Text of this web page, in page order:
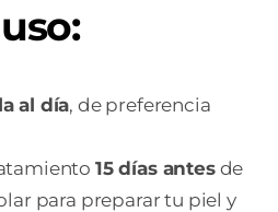
:
al día, de preferencia
15 días antesde
para preparar tu piel y